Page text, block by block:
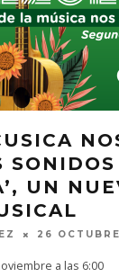
UN
26
a las 6:00